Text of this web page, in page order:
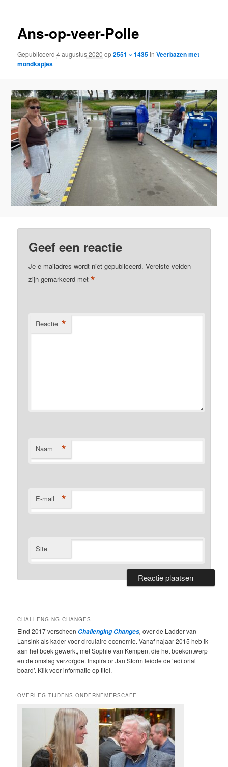
Ans-op-veer-Polle
Gepubliceerd4 augustus 2020 op2551 × 1435inVeerbazen met
mondkapjes
Geef een reactie
Je e-mailadres wordt niet gepubliceerd. Vereiste velden
zijn gemarkeerd met*
Reactie *
Naam *
E-mail *
Site
CHALLENGING CHANGES
Eind 2017 verscheen Challenging Changes, over de Ladder van
Lansink als kader voor circulaire economie. Vanaf najaar 2015 heb ik
aan het boek gewerkt, met Sophie van Kempen, die het boekontwerp
en de omslag verzorgde. Inspirator Jan Storm leidde de ‘editorial
board’. Klik voor informatie op titel.
OVERLEG TIJDENS ONDERNEMERSCAFE